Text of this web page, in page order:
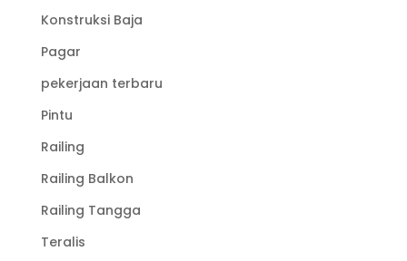
Konstruksi Baja
Pagar
pekerjaan terbaru
Pintu
Railing
Railing Balkon
Railing Tangga
Teralis